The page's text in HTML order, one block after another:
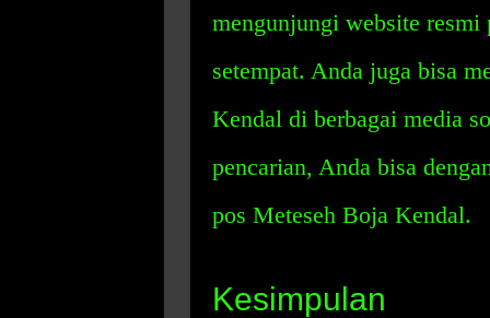
mengunjungi website resmi
setempat. Anda juga bisa
Kendal di berbagai media
pencarian, Anda bisa
pos Meteseh Boja Kendal.
Kesimpulan